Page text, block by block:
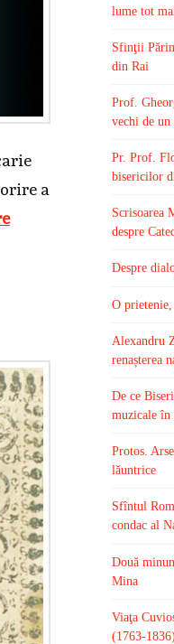
a
lume tot
Sfinţii
din Rai
Prof.
vechi de un
Pr. Prof.
bisericilor
Scrisoarea
despre
Despre
O
Alexandru
renașterea
De ce
muzicale în
Protos.
lăuntrice
Sfîntul
condac al
Două
Mina
Viaţa
(1763-1836)